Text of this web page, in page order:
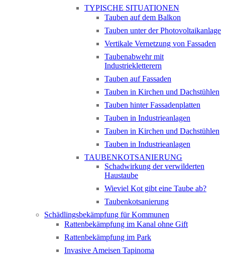
TYPISCHE SITUATIONEN
Tauben auf dem Balkon
Tauben unter der Photovoltaikanlage
Vertikale Vernetzung von Fassaden
Taubenabwehr mit
Industriekletterern
Tauben auf Fassaden
Tauben in Kirchen und Dachstühlen
Tauben hinter Fassadenplatten
Tauben in Industrieanlagen
Tauben in Kirchen und Dachstühlen
Tauben in Industrieanlagen
TAUBENKOTSANIERUNG
Schadwirkung der verwilderten
Haustaube
Wieviel Kot gibt eine Taube ab?
Taubenkotsanierung
Schädlingsbekämpfung für Kommunen
Rattenbekämpfung im Kanal ohne Gift
Rattenbekämpfung im Park
Invasive Ameisen Tapinoma